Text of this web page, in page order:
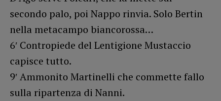
secondo palo, poi Nappo rinvia. Solo Bertin
nella metacampo biancorossa…
6′ Contropiede del Lentigione Mustaccio
capisce tutto.
9′ Ammonito Martinelli che commette fallo
sulla ripartenza di Nanni.